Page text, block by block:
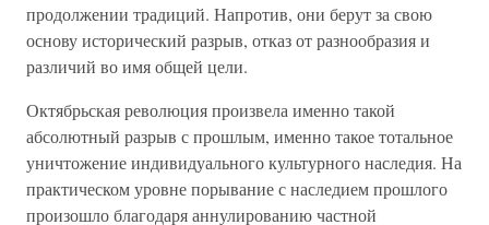
продолжении традиций. Напротив, они берут за свою
основу исторический разрыв, отказ от разнообразия и
различий во имя общей цели.
Октябрьская революция произвела именно такой
абсолютный разрыв с прошлым, именно такое тотальное
уничтожение индивидуального культурного наследия. На
практическом уровне порывание с наследием прошлого
произошло благодаря аннулированию частной